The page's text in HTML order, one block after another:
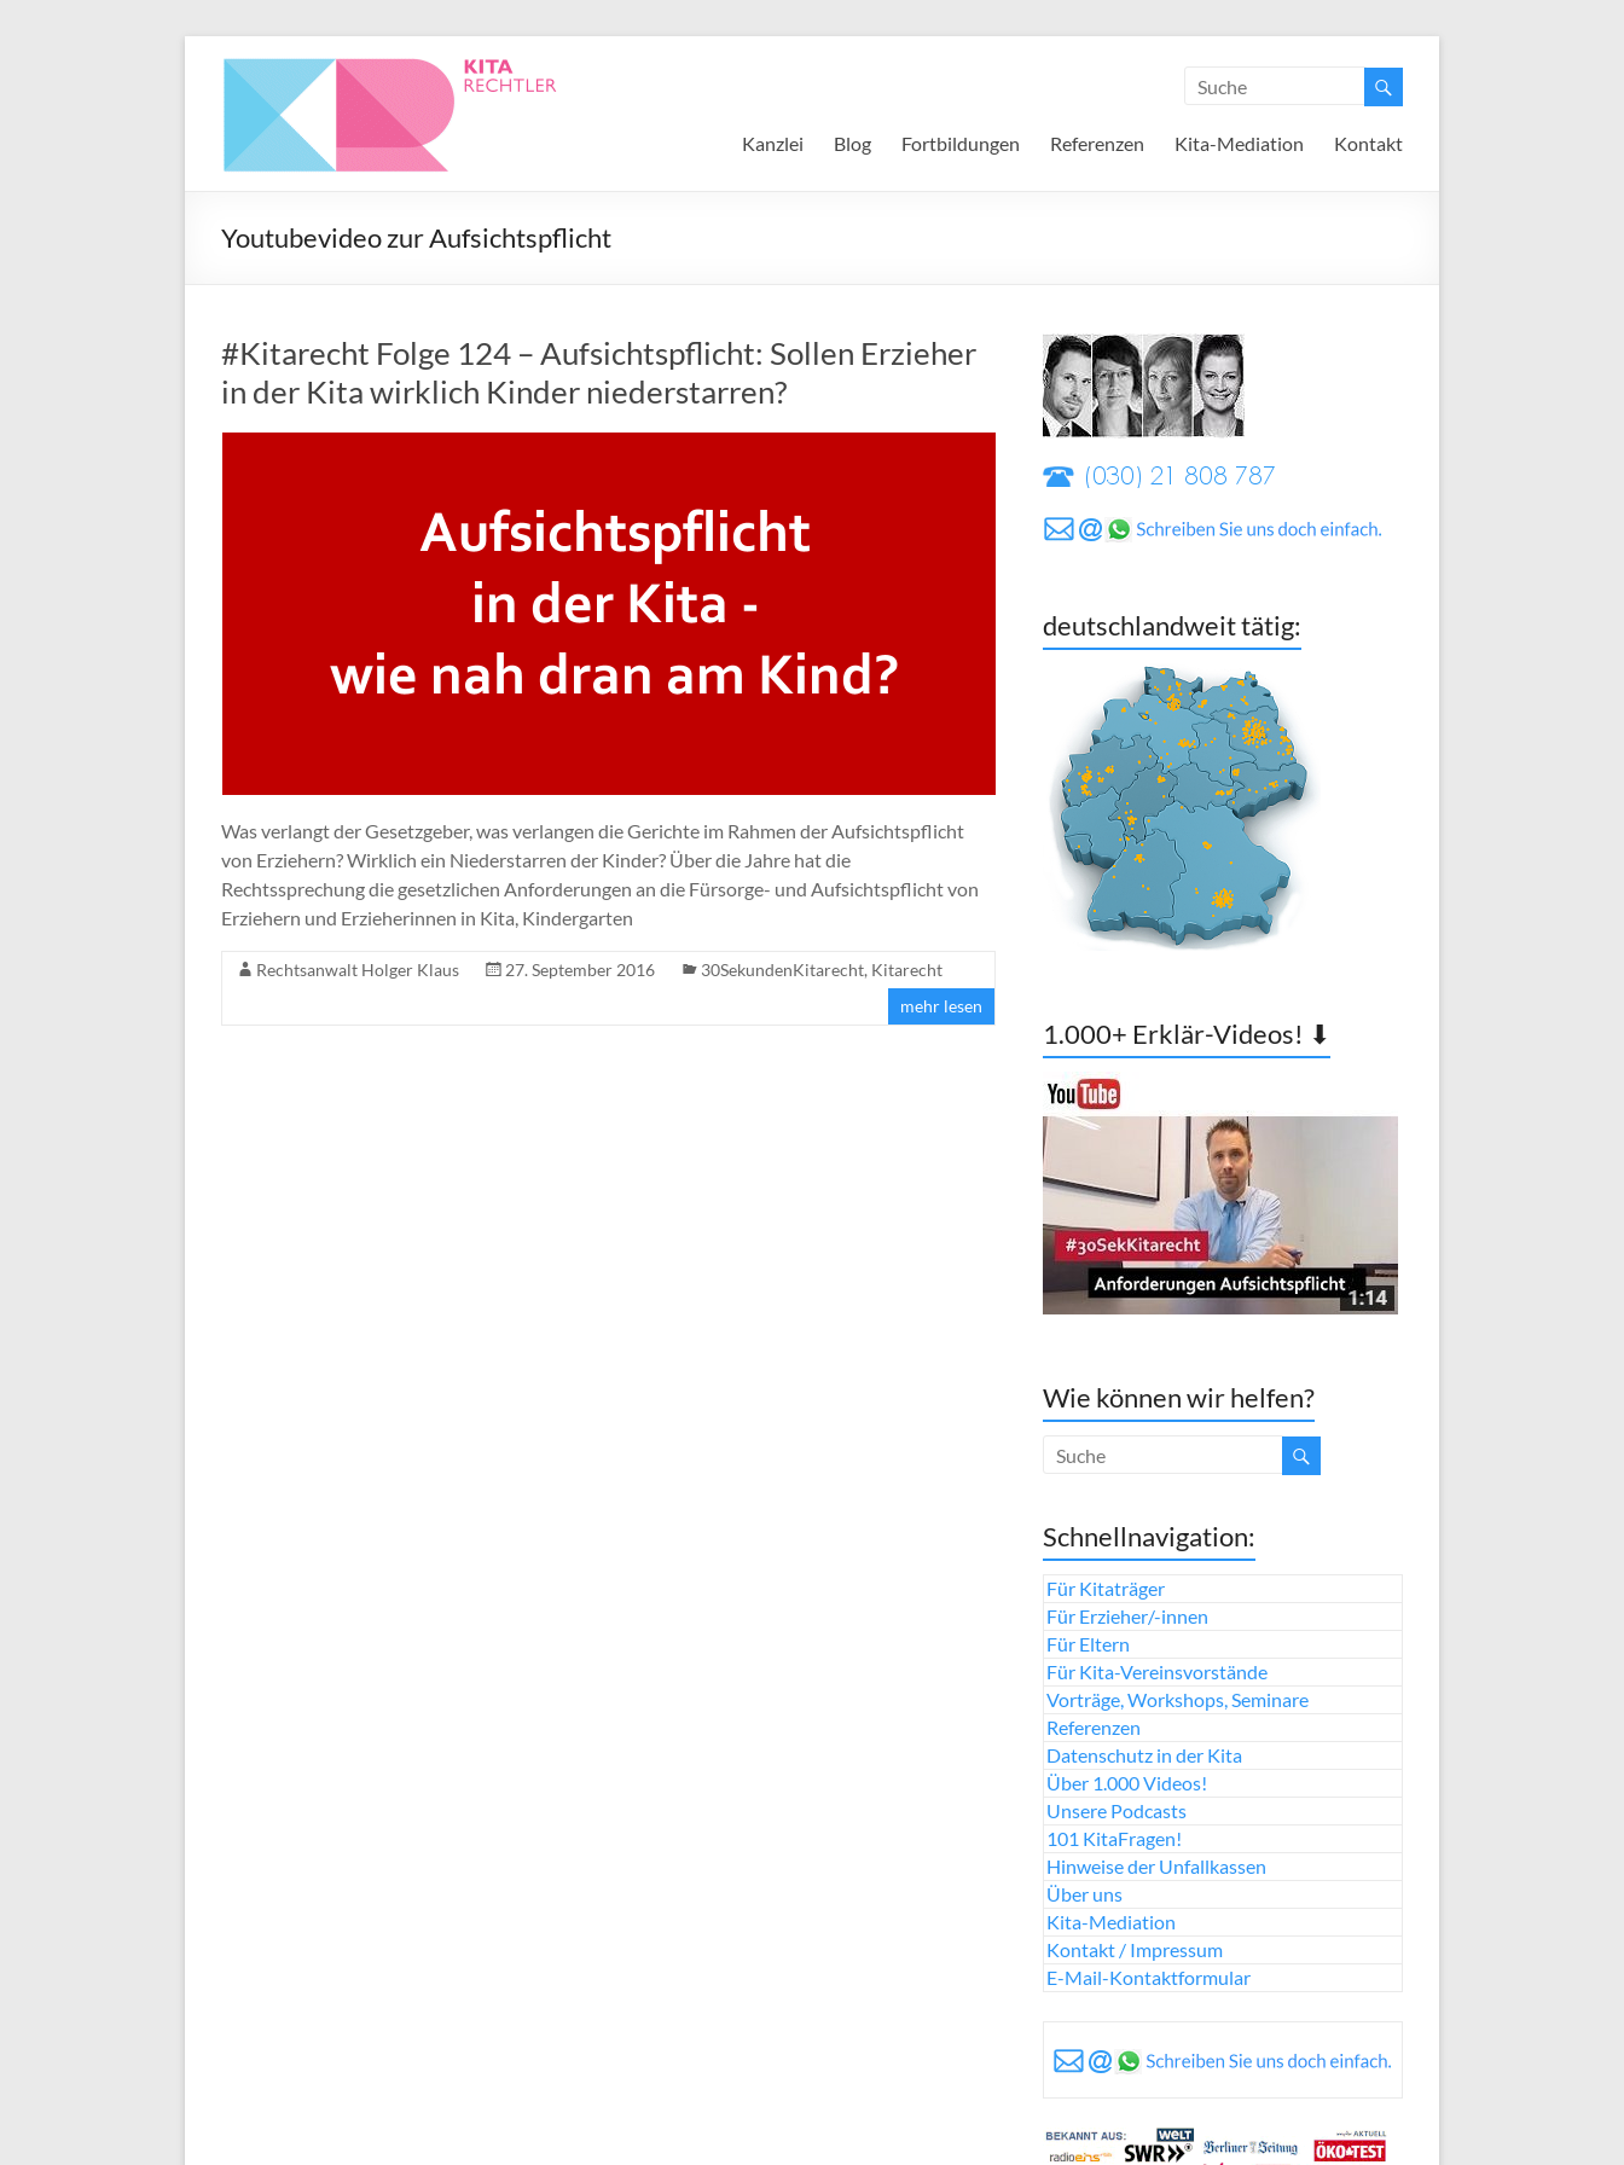
Kanzlei Blog Fortbildungen Referenzen Kita-Mediation Kontakt
Youtubevideo zur Aufsichtspflicht
#Kitarecht Folge 124 – Aufsichtspflicht: Sollen Erzieher
in der Kita wirklich Kinder niederstarren?
Was verlangt der Gesetzgeber, was verlangen die Gerichte im Rahmen der Aufsichtspflicht
von Erziehern? Wirklich ein Niederstarren der Kinder? Über die Jahre hat die
Rechtssprechung die gesetzlichen Anforderungen an die Fürsorge- und Aufsichtspflicht von
Erziehern und Erzieherinnen in Kita, Kindergarten
Rechtsanwalt Holger Klaus 27. September 2016 30SekundenKitarecht, Kitarecht
mehr lesen
deutschlandweit tätig:
1.000+ Erklär-Videos! ⬇
Wie können wir helfen?
Schnellnavigation:
Für Kitaträger
Für Erzieher/-innen
Für Eltern
Für Kita-Vereinsvorstände
Vorträge, Workshops, Seminare
Referenzen
Datenschutz in der Kita
Über 1.000 Videos!
Unsere Podcasts
101 KitaFragen!
Hinweise der Unfallkassen
Über uns
Kita-Mediation
Kontakt / Impressum
E-Mail-Kontaktformular